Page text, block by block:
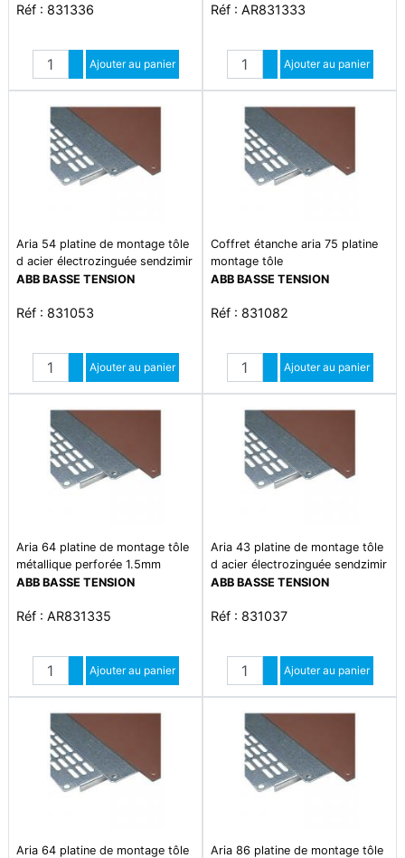
polyester aria 75.
Réf : 831336
Quantité
Augmenter quantité
Diminuer quantité
Ajouter au panier
polyester aria 43.
Réf : AR831333
Quantité
Augmenter quantité
Diminuer quantité
Ajouter au panier
Aria 54 platine de montage tôle
d acier électrozinguée sendzimir
2mm
ABB BASSE TENSION
Réf : 831053
Quantité
Augmenter quantité
Diminuer quantité
Ajouter au panier
Coffret étanche aria 75 platine
montage tôle
ABB BASSE TENSION
Réf : 831082
Quantité
Augmenter quantité
Diminuer quantité
Ajouter au panier
Aria 64 platine de montage tôle
métallique perforée 1.5mm
ABB BASSE TENSION
Réf : AR831335
Quantité
Augmenter quantité
Diminuer quantité
Ajouter au panier
Aria 43 platine de montage tôle
d acier électrozinguée sendzimir
2mm
ABB BASSE TENSION
Réf : 831037
Quantité
Augmenter quantité
Diminuer quantité
Ajouter au panier
Aria 64 platine de montage tôle Aria 86 platine de montage tôle